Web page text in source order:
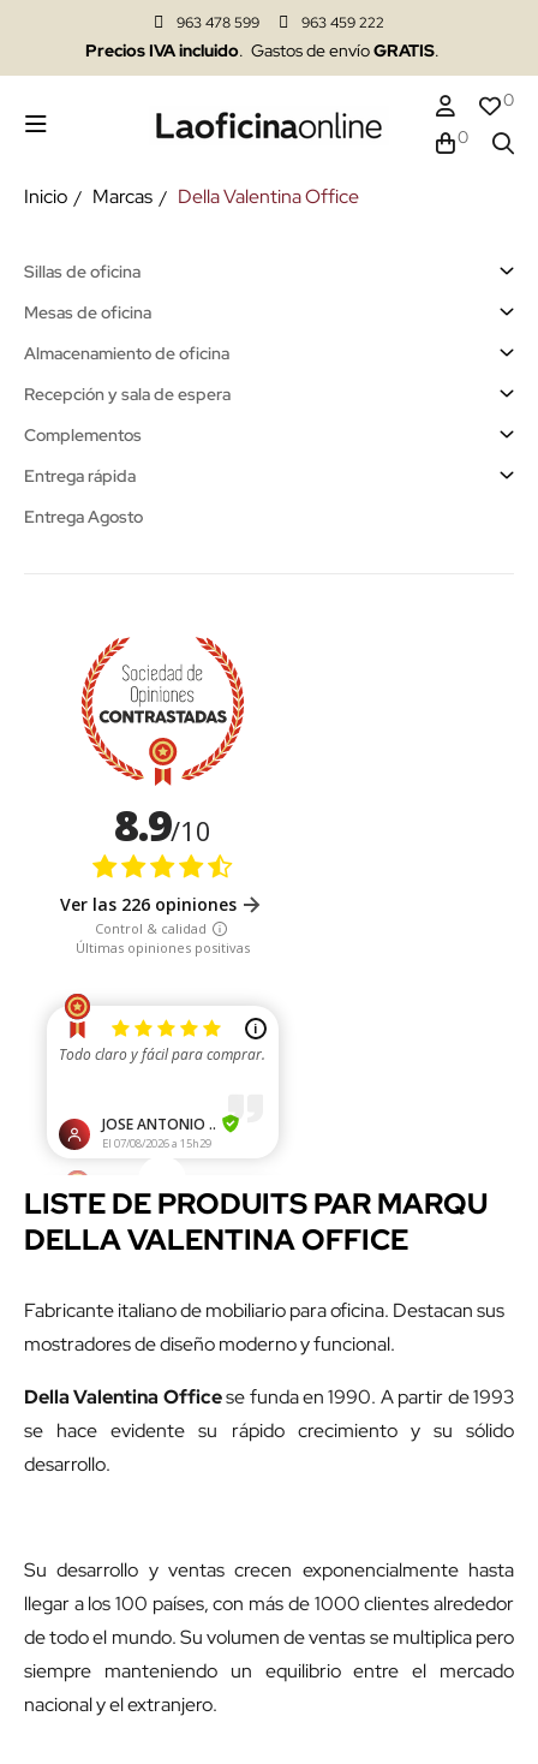
963 478 599 963 459 222
Precios IVA incluido. Gastos de envíoGRATIS.
0
0
Inicio Marcas Della Valentina Office
Sillas de oficina
Mesas de oficina
Almacenamiento de oficina
Recepción y sala de espera
Complementos
Entrega rápida
Entrega Agosto
LISTE DE PRODUITS PAR MARQU
DELLA VALENTINA OFFICE
Fabricante italiano de mobiliario para oficina. Destacan sus
mostradores de diseño moderno y funcional.
Della Valentina Officese funda en 1990. A partir de 1993
se hace evidente su rápido crecimiento y su sólido
desarrollo.
Su desarrollo y ventas crecen exponencialmente hasta
llegar a los 100 países, con más de 1000 clientes alrededor
de todo el mundo. Su volumen de ventas se multiplica pero
siempre manteniendo un equilibrio entre el mercado
nacional y el extranjero.